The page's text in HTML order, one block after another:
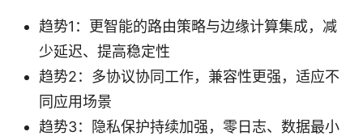
趋势1：更智能的路由策略与边缘计算集成，减
少延迟、提高稳定性
趋势2：多协议协同工作，兼容性更强，适应不
同应用场景
趋势3：隐私保护持续加强，零日志、数据最小